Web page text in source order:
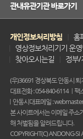
관내유관기관 바로가기
개인정보처리방침
홈
영상정보처리기기 운
찾아오시는길
정부/
(우)36691 경상북도 안동시
대표전화 : 054-840-6114
팩
안동시대표메일 :
본 사이트에서는 이메일 주소
해 처벌됨을 알려드립니다.
COPYRIGHT(C) ANDONG-SI